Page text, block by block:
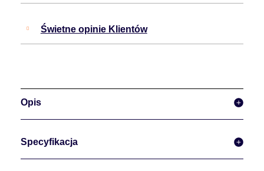
Świetne opinie Klientów
Opis
Specyfikacja